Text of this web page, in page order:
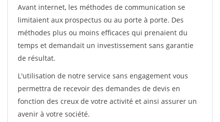
Avant internet, les méthodes de communication se
limitaient aux prospectus ou au porte à porte. Des
méthodes plus ou moins efficaces qui prenaient du
temps et demandait un investissement sans garantie
de résultat.
L'utilisation de notre service sans engagement vous
permettra de recevoir des demandes de devis en
fonction des creux de votre activité et ainsi assurer un
avenir à votre société.